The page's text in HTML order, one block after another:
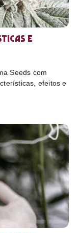
e
Seeds com
efeitos e